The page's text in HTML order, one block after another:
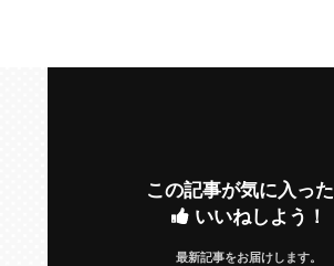
この記事が気に入っ
いいねしよう！
最新記事をお届けします。